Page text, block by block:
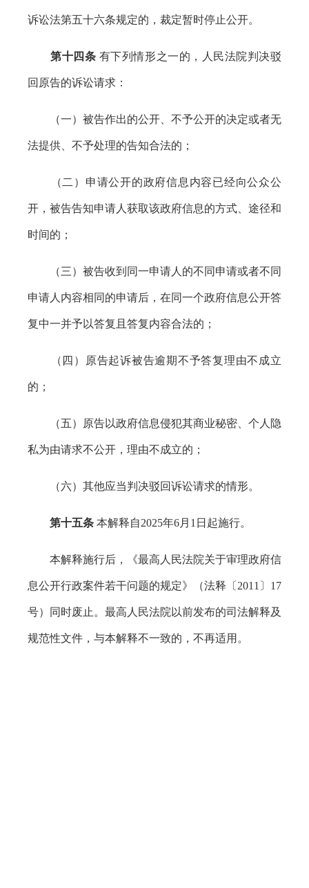
诉讼法第五十六条规定的，裁定暂时停止公开。
第十四条 有下列情形之一的，人民法院判决驳
回原告的诉讼请求：
（一）被告作出的公开、不予公开的决定或者无
法提供、不予处理的告知合法的；
（二）申请公开的政府信息内容已经向公众公
开，被告告知申请人获取该政府信息的方式、途径和
时间的；
（三）被告收到同一申请人的不同申请或者不同
申请人内容相同的申请后，在同一个政府信息公开答
复中一并予以答复且答复内容合法的；
（四）原告起诉被告逾期不予答复理由不成立
的；
（五）原告以政府信息侵犯其商业秘密、个人隐
私为由请求不公开，理由不成立的；
（六）其他应当判决驳回诉讼请求的情形。
第十五条 本解释自2025年6月1日起施行。
本解释施行后，《最高人民法院关于审理政府信
息公开行政案件若干问题的规定》（法释〔2011〕17
号）同时废止。最高人民法院以前发布的司法解释及
规范性文件，与本解释不一致的，不再适用。